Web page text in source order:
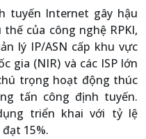
tuyến Internet gây hậu
của công nghệ RPKI,
lý IP/ASN cấp khu vực
gia (NIR) và các ISP lớn
trọng hoạt động thúc
tấn công định tuyến.
triển khai với tỷ lệ
đạt 15%.